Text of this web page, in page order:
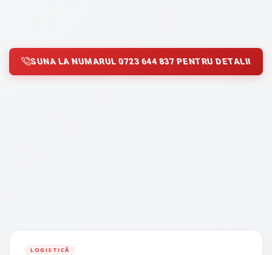
SUNA LA NUMARUL 0723 644 837 PENTRU DETALII
LOGISTICĂ